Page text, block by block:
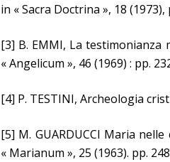
in « Sacra Doctrina », 18 (1973),
[3] B. EMMI, La testimonianza
« Angelicum », 46 (1969) : pp.
[4] P. TESTINI, Archeologia
[5] M. GUARDUCCI Maria
« Marianum », 25 (1963). pp.